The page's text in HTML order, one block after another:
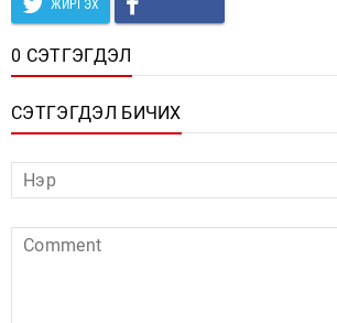
ЖИРГЭХ
0 СЭТГЭГДЭЛ
СЭТГЭГДЭЛ БИЧИХ